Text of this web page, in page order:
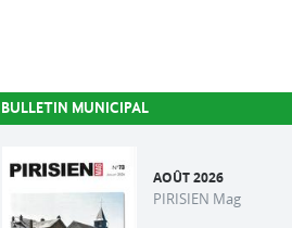
BULLETIN MUNICIPAL
AOÛT 2026
PIRISIEN Mag